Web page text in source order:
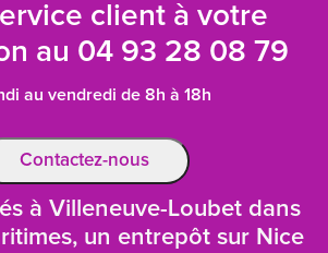
client à votre
au 04 93 28 08 79
au vendredi de 8h à 18h
Contactez-nous
à Villeneuve-Loubet dans
un entrepôt sur Nice